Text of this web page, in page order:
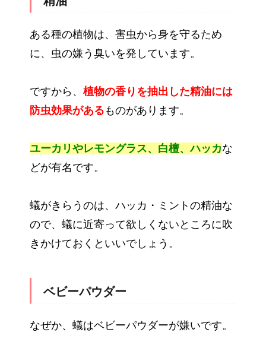
ある種の植物は、害虫から身を守るため
に、虫の嫌う臭いを発しています。
ですから、 植物の香りを抽出した精油には
防虫効果がある ものがあります。
ユーカリやレモングラス、白檀、ハッカな
どが有名です。
蟻がきらうのは、ハッカ・ミントの精油な
ので、蟻に近寄って欲しくないところに吹
きかけておくといいでしょう。
ベビーパウダー
なぜか、蟻はベビーパウダーが嫌いです。